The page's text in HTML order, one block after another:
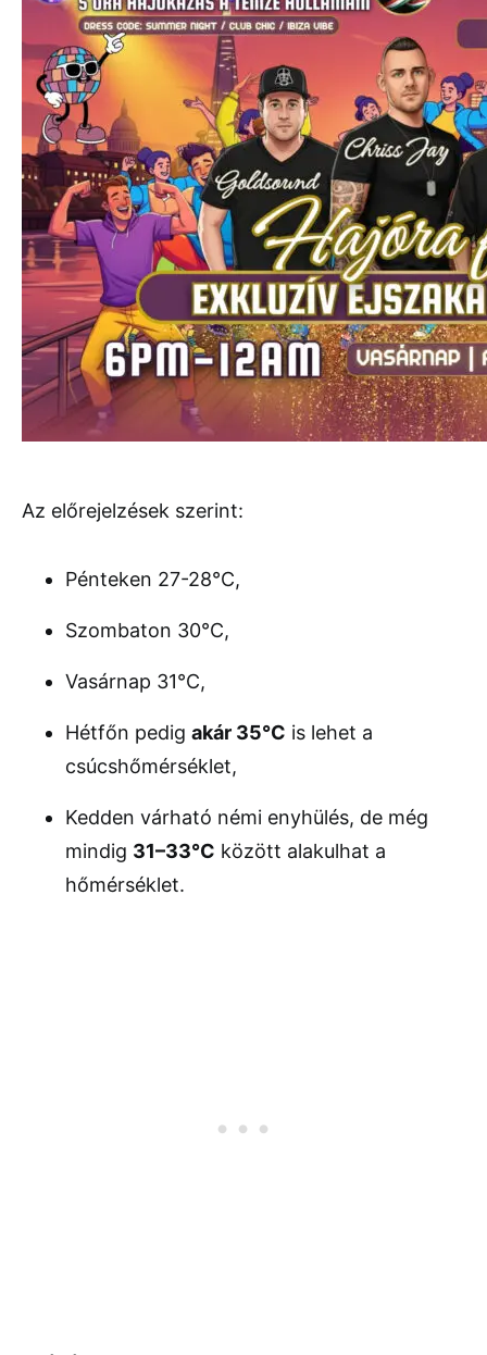
Az előrejelzések szerint:
Pénteken 27-28°C,
Szombaton 30°C,
Vasárnap 31°C,
Hétfőn pedig akár 35°C is lehet a
csúcshőmérséklet,
Kedden várható némi enyhülés, de még
mindig 31–33°C között alakulhat a
hőmérséklet.